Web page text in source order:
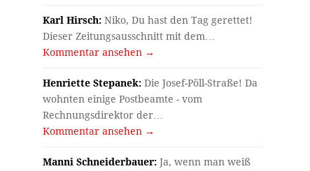
Karl Hirsch: Niko, Du hast den Tag gerettet!
Dieser Zeitungsausschnitt mit dem…
Kommentar ansehen →
Henriette Stepanek: Die Josef-Pöll-Straße! Da
wohnten einige Postbeamte - vom
Rechnungsdirektor der…
Kommentar ansehen →
Manni Schneiderbauer: Ja, wenn man weiß